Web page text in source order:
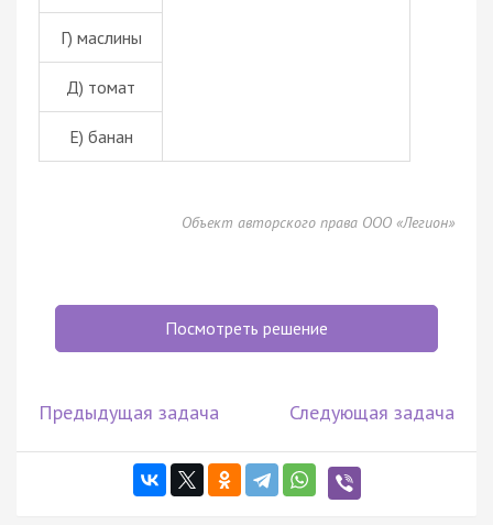
Г) маслины
Д) томат
Е) банан
Объект авторского права ООО «Легион»
Посмотреть решение
Предыдущая задача Следующая задача